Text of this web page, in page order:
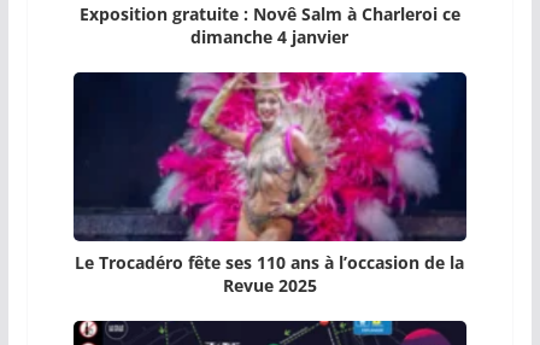
Exposition gratuite : Novê Salm à Charleroi ce
dimanche 4 janvier
Le Trocadéro fête ses 110 ans à l’occasion de la
Revue 2025